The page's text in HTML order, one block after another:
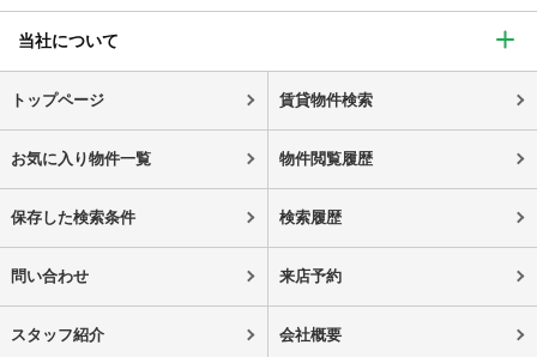
当社について
トップページ 賃貸物件検索
お気に入り物件一覧 物件閲覧履歴
保存した検索条件 検索履歴
問い合わせ 来店予約
スタッフ紹介 会社概要